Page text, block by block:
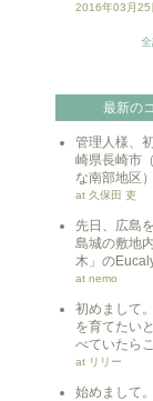
2016年03月25
最新の
管理人様、
崎県長崎市
な南部地区
at 久保田 吏
先日、広島
島城の敷地
木」の
at nemo
初めまして
を育てたい
べていたら
at リリー
始めまして